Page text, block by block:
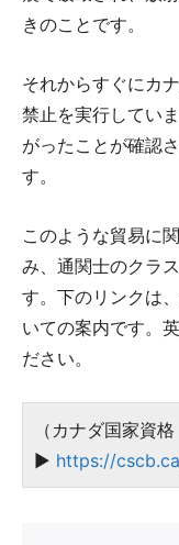
きのことです。
それからすぐにカ
禁止を実行してい
がったことが確認
す。
このような貿易に
み、通関士のクラ
す。下のリンクは
いての案内です。
ださい。
（カナダ国家資
▶ https://